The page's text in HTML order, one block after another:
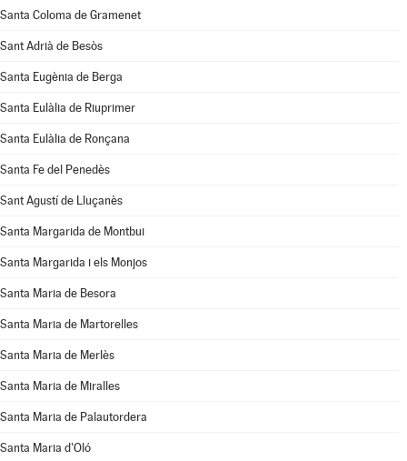
Santa Coloma de Gramenet
Sant Adrià de Besòs
Santa Eugènia de Berga
Santa Eulàlia de Riuprimer
Santa Eulàlia de Ronçana
Santa Fe del Penedès
Sant Agustí de Lluçanès
Santa Margarida de Montbui
Santa Margarida i els Monjos
Santa Maria de Besora
Santa Maria de Martorelles
Santa Maria de Merlès
Santa Maria de Miralles
Santa Maria de Palautordera
Santa Maria d'Oló